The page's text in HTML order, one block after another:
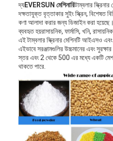
দ্যEVERSUN মেশিনারিটাম্বলার
দক্ষতাযুক্ত বৃত্তাকার সুইং স্ক্রিন, বিশেষত
কণা আলাদা করার জন্য ডিজাইন করা
ব্যবহৃত হয়রাসায়নিক, ফার্মাসি, খনি,
এই টাম্বলার স্ক্রিনার মেশিনটি আইএসও এবং
এইভাবে সরঞ্জামগুলির উচ্চমানের এবং
স্তর এবং 2 থেকে 500 এর মধ্যে একটি
থাকতে পারে.